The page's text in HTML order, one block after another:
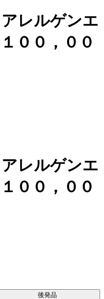
レルゲンエ
００，００
レルゲンエ
００，００
後発品